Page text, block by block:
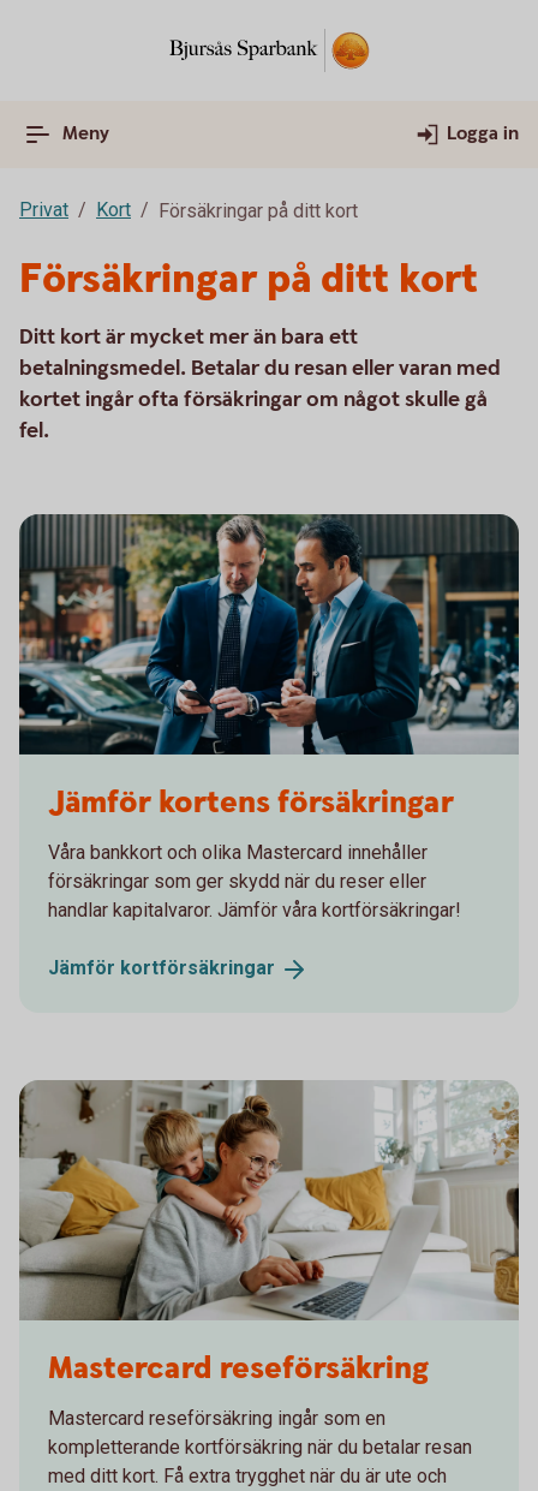
Meny Logga in
Privat Kort Försäkringar på ditt kort
Försäkringar på ditt kort
Ditt kort är mycket mer än bara ett
betalningsmedel. Betalar du resan eller varan med
kortet ingår ofta försäkringar om något skulle gå
fel.
Jämför kortens försäkringar
Våra bankkort och olika Mastercard innehåller
försäkringar som ger skydd när du reser eller
handlar kapitalvaror. Jämför våra kortförsäkringar!
Jämför kortförsäkringar
Mastercard reseförsäkring
Mastercard reseförsäkring ingår som en
kompletterande kortförsäkring när du betalar resan
med ditt kort. Få extra trygghet när du är ute och